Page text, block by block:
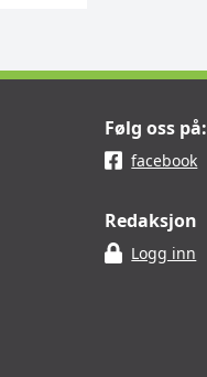
Følg oss på:
facebook
Redaksjon
Logg inn